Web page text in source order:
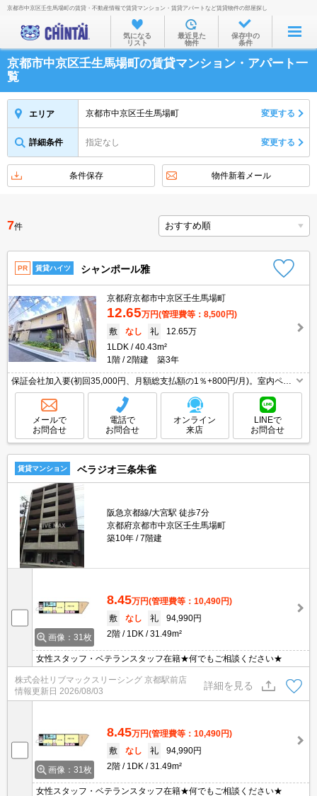
お部屋を探す
沿線・駅から
住所から
家賃相場から
不動産会社から
京都市中京区壬生馬場町の賃貸・不動産情報で賃貸マンション・賃貸アパートなど賃貸物件の部屋探し
気になる
リスト
最近見た
物件
保存中の
条件
京都市中京区壬生馬場町の賃貸マンション・アパート一
覧
エリア 京都市中京区壬生馬場町 変更する
詳細条件 指定なし 変更する
条件保存 物件新着メール
7件
PR 賃貸ハイツ シャンポール雅
京都府京都市中京区壬生馬場町
12.65万円(管理費等：8,500円)
敷
なし 礼
12.65万
1LDK
40.43m²
1階
2階建 築3年
保証会社加入要(初回35,000円、月額総支払額の1％+800円/月)。室内ペッ
トと一緒に暮らしたいあなたへ。設備に注目!人気のアイテムせいぞろい。
インターネット無料。宅配ボックスあり。
メールで
お問合せ
電話で
お問合せ
オンライン
来店
LINEで
お問合せ
賃貸マンション ベラジオ三条朱雀
阪急京都線/大宮駅 徒歩7分
京都府京都市中京区壬生馬場町
築10年
7階建
画像：31枚
8.45万円(管理費等：10,490円)
敷
なし 礼
94,990円
2階
1DK 31.49m²
女性スタッフ・ベテランスタッフ在籍★何でもご相談ください★
株式会社リブマックスリーシング 京都駅前店
情報更新日 2026/08/03
詳細を見る
画像：31枚
8.45万円(管理費等：10,490円)
敷
なし 礼
94,990円
2階
1DK 31.49m²
女性スタッフ・ベテランスタッフ在籍★何でもご相談ください★